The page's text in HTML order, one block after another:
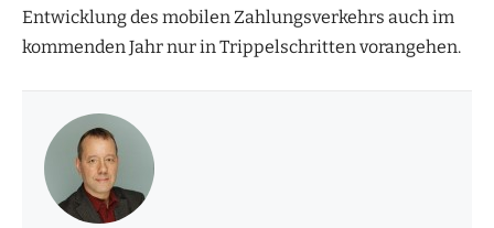
Entwicklung des mobilen Zahlungsverkehrs auch im
kommenden Jahr nur in Trippelschritten vorangehen.